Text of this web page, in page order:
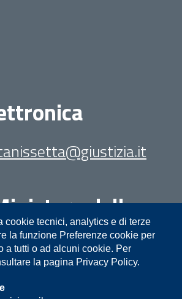
della
cookie tecnici, analytics e di terze
la funzione Preferenze cookie per
a tutti o ad alcuni cookie. Per
la pagina Privacy Policy.